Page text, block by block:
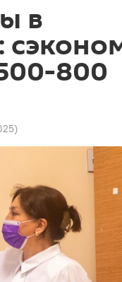
в
800
)